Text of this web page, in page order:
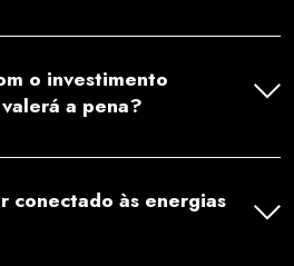
o investimento
a pena?
conectado às energias